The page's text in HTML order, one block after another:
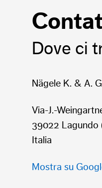
Dove ci
Nägele K. & A.
Via-J.-
39022 Lagundo
Italia
Mostra su